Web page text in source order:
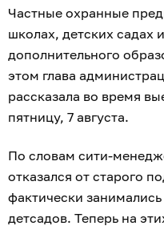
Частные охранные
школах, детских садах
дополнительного
этом глава
рассказала во время
пятницу, 7 августа.
По словам сити-
отказался от старого
фактически
детсадов. Теперь на